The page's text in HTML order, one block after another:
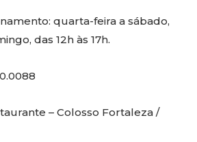
quarta-feira a sábado,
das 12h às 17h.
– Colosso Fortaleza /